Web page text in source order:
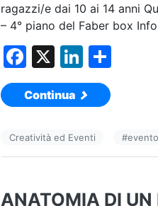
ragazzi/e dai 10 ai 14 anni
– 4° piano del Faber box
F
a
c
b
o
X
Li
n
k
dI
vi
Continua
Creatività ed Eventi #evento
ANATOMIA DI UN